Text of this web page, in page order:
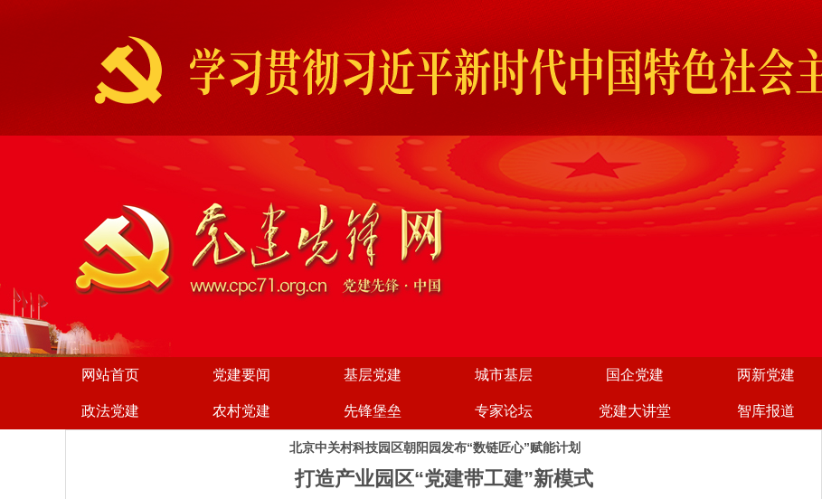
网站首页 党建要闻 基层党建 城市基层 国企党建 两新党建
政法党建 农村党建 先锋堡垒 专家论坛 党建大讲堂 智库报道
北京中关村科技园区朝阳园发布“数链匠心”赋能计划
打造产业园区“党建带工建”新模式